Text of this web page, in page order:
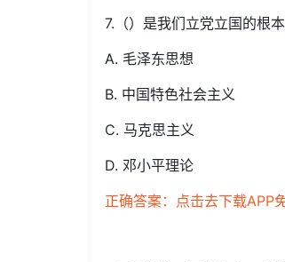
7.（）是我们立党立国的根
A. 毛泽东思想
B. 中国特色社会主义
C. 马克思主义
D. 邓小平理论
正确答案：点击去下载APP